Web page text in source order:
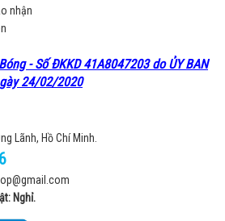
nhận
- Số ĐKKD 41A8047203 do ỦY BAN
24/02/2020
Lãnh, Hồ Chí Minh.
Nghỉ.